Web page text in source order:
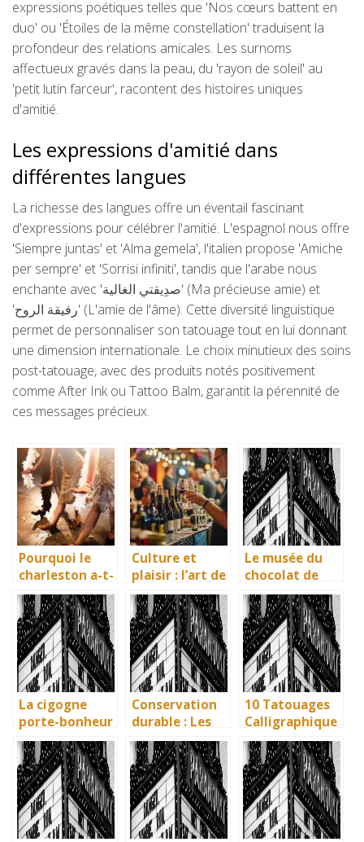
expressions poétiques telles que 'Nos cœurs battent en
duo' ou 'Étoiles de la même constellation' traduisent la
profondeur des relations amicales. Les surnoms
affectueux gravés dans la peau, du 'rayon de soleil' au
'petit lutin farceur', racontent des histoires uniques
d'amitié.
Les expressions d'amitié dans
différentes langues
La richesse des langues offre un éventail fascinant
d'expressions pour célébrer l'amitié. L'espagnol nous offre
'Siempre juntas' et 'Alma gemela', l'italien propose 'Amiche
per sempre' et 'Sorrisi infiniti', tandis que l'arabe nous
enchante avec ' صدِيقتي الغالية' (Ma précieuse amie) et
' رفيقة الروح' (L'amie de l'âme). Cette diversité linguistique
permet de personnaliser son tatouage tout en lui donnant
une dimension internationale. Le choix minutieux des soins
post-tatouage, avec des produits notés positivement
comme After Ink ou Tattoo Balm, garantit la pérennité de
ces messages précieux.
Pourquoi le
charleston a-t-
il fait fureur et
qu’est-ce que
c’est ?
Culture et
plaisir : l’art de
la dégustation
à la foire aux
vins
Le musée du
chocolat de
Bayonne : la
mémoire
vivante des
artisans
basques
La cigogne
porte-bonheur
: que dit la
légende ? Son
influence dans
la littérature
enfantine
Conservation
durable : Les
nouvelles
méthodes
écologiques du
British
Museum
10 Tatouages
Calligraphique
s : Citations et
Phrases
Uniques pour
immortaliser
vos amitiés